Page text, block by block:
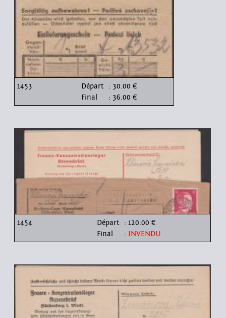
1453 Départ : 30.00 €
Final
: 36.00 €
1454 Départ : 120.00 €
Final
: INVENDU